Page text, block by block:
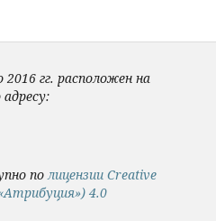
гг. расположен на
полицензии Creative
4.0